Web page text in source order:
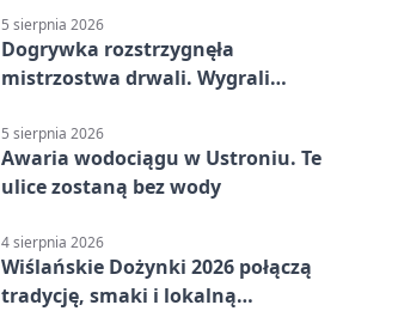
5 sierpnia 2026
Dogrywka rozstrzygnęła
mistrzostwa drwali. Wygrali
5 sierpnia 2026
Awaria wodociągu w Ustroniu. Te
ulice zostaną bez wody
4 sierpnia 2026
Wiślańskie Dożynki 2026 połączą
tradycję, smaki i lokalną